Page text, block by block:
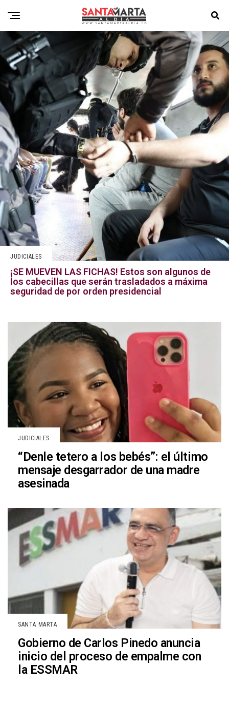
JUDICIALES
¡SE MUEVEN LAS FICHAS! Estos son algunos de
los cabecillas que serán trasladados a máxima
seguridad de por orden presidencial
JUDICIALES
“Denle tetero a los bebés”: el último
mensaje desgarrador de una madre
asesinada
SANTA MARTA
Gobierno de Carlos Pinedo anuncia
inicio del proceso de empalme con
la ESSMAR